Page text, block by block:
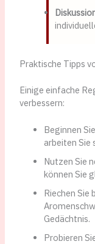
Praktische Tipps
Einige einfache
verbessern:
Beginnen
arbeiten Sie
Nutzen Sie
können Sie
Riechen Sie
Gedächtnis.
Probieren